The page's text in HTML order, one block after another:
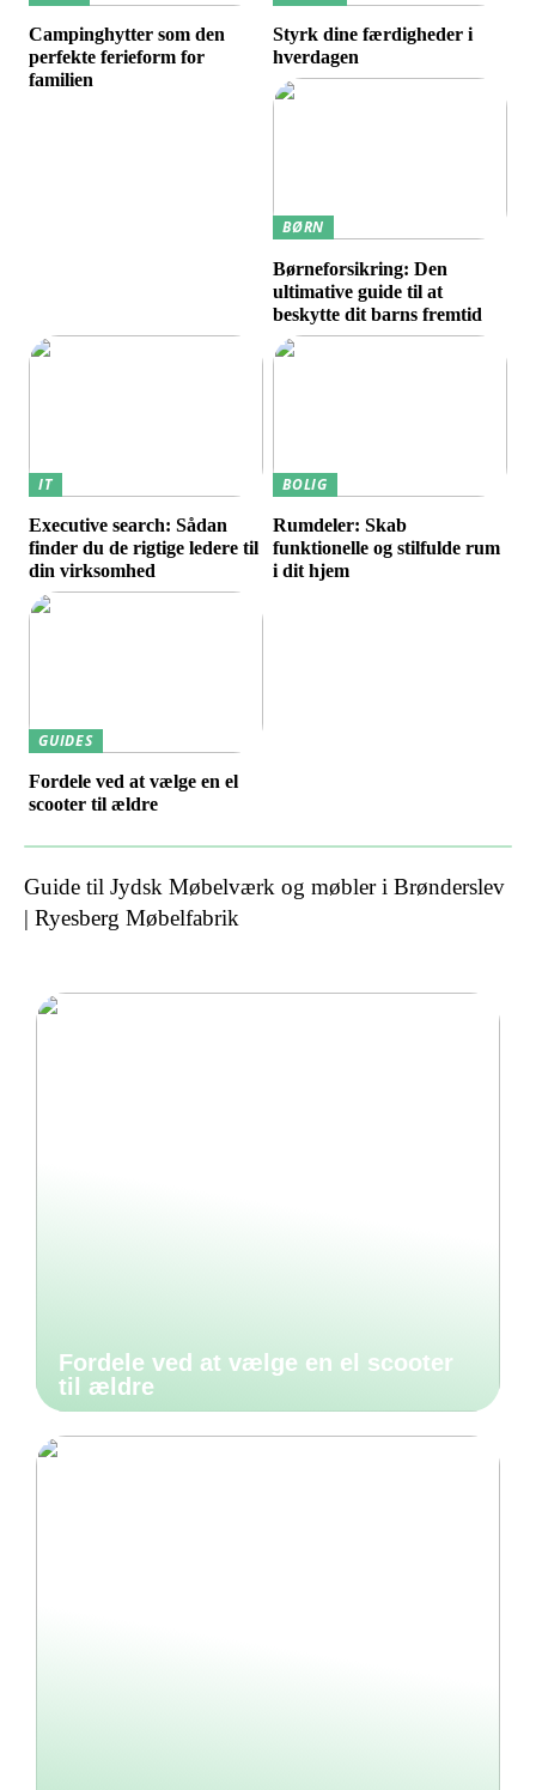
Campinghytter som den
perfekte ferieform for
familien
Styrk dine færdigheder i
hverdagen
BØRN
Børneforsikring: Den
ultimative guide til at
beskytte dit barns fremtid
IT
Executive search: Sådan
finder du de rigtige ledere til
din virksomhed
BOLIG
Rumdeler: Skab
funktionelle og stilfulde rum
i dit hjem
GUIDES
Fordele ved at vælge en el
scooter til ældre
Guide til Jydsk Møbelværk og møbler i Brønderslev
| Ryesberg Møbelfabrik
Fordele ved at vælge en el scooter
til ældre